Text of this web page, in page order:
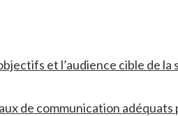
et l’audience cible de
de communication